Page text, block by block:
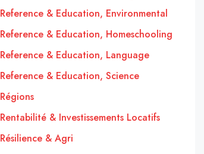
Reference & Education, Environmental
Reference & Education, Homeschooling
Reference & Education, Language
Reference & Education, Science
Régions
Rentabilité & Investissements Locatifs
Résilience & Agri